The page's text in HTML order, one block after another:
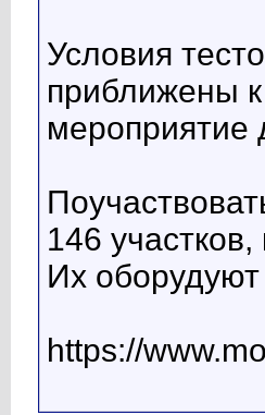
Условия
приближены
мероприятие
146
Их оборудуют
https://